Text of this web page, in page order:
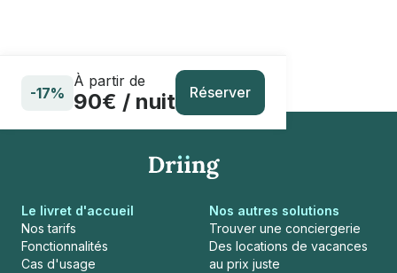
-17%
À partir de
90€ / nuit Réserver
Le livret d'accueil
Nos tarifs
Fonctionnalités
Cas d'usage
Nos autres solutions
Trouver une conciergerie
Des locations de vacances
au prix juste